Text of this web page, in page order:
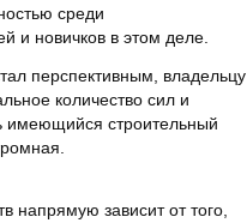
среди
и новичков в этом деле.
перспективным, владельцу
количество сил и
имеющийся строительный
напрямую зависит от того,